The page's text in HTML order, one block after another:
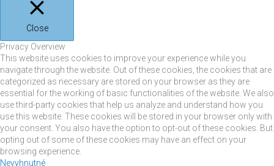
Close
Privacy Overview
This website uses cookies to improve your experience while you
navigate through the website. Out of these cookies, the cookies that are
categorized as necessary are stored on your browser as they are
essential for the working of basic functionalities of the website. We also
use third-party cookies that help us analyze and understand how you
use this website. These cookies will be stored in your browser only with
your consent. You also have the option to opt-out of these cookies. But
opting out of some of these cookies may have an effect on your
browsing experience.
Nevyhnutné